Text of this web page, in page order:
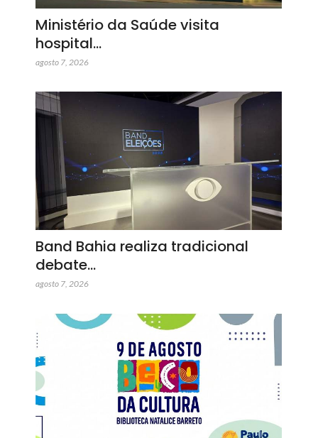
Ministério da Saúde visita
hospital…
agosto 7, 2026
Band Bahia realiza tradicional
debate…
agosto 7, 2026